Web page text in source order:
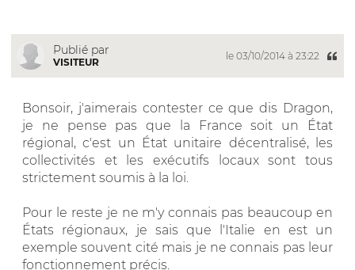
Publié par
VISITEUR
le 03/10/2014 à 23:22
Bonsoir, j'aimerais contester ce que dis Dragon,
je ne pense pas que la France soit un État
régional, c'est un État unitaire décentralisé, les
collectivités et les exécutifs locaux sont tous
strictement soumis à la loi.
Pour le reste je ne m'y connais pas beaucoup en
États régionaux, je sais que l'Italie en est un
exemple souvent cité mais je ne connais pas leur
fonctionnement précis.